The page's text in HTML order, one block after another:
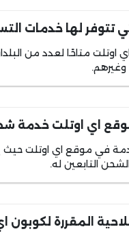
تتوفر لها خدمات
متاحًا لعدد من
وغيرهم.
اي اوتلت خدمة
في موقع اي اوتلت
التابعين له.
المقررة لكوبون